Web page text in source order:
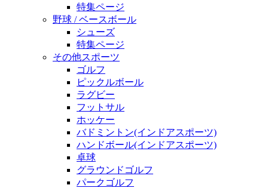
特集ページ
野球 / ベースボール
シューズ
特集ページ
その他スポーツ
ゴルフ
ピックルボール
ラグビー
フットサル
ホッケー
バドミントン(インドアスポーツ)
ハンドボール(インドアスポーツ)
卓球
グラウンドゴルフ
パークゴルフ